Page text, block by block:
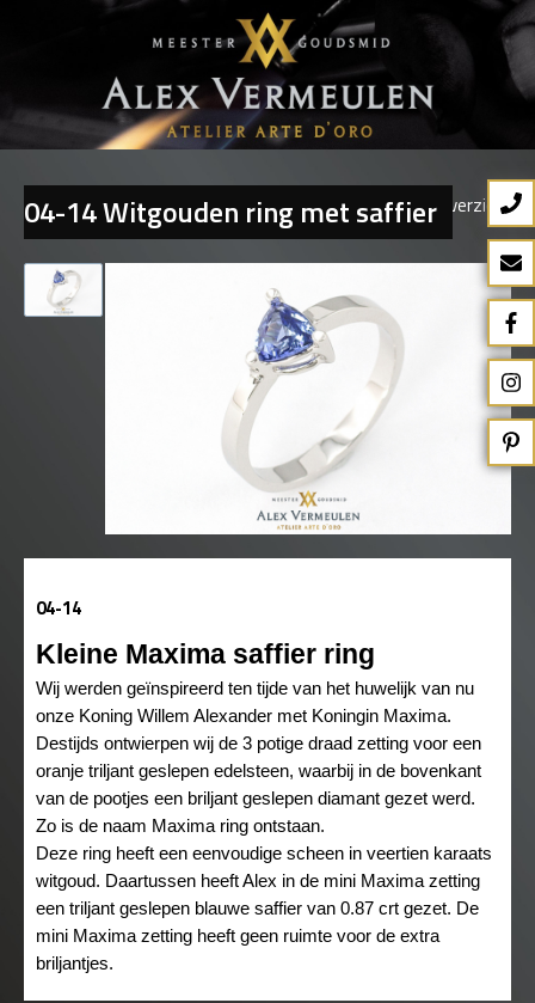
Terug naar overzicht
04-14 Witgouden ring met saffier
04-14
Kleine Maxima saffier ring
Wij werden geïnspireerd ten tijde van het huwelijk van nu
onze Koning Willem Alexander met Koningin Maxima.
Destijds ontwierpen wij de 3 potige draad zetting voor een
oranje triljant geslepen edelsteen, waarbij in de bovenkant
van de pootjes een briljant geslepen diamant gezet werd.
Zo is de naam Maxima ring ontstaan.
Deze ring heeft een eenvoudige scheen in veertien karaats
witgoud. Daartussen heeft Alex in de mini Maxima zetting
een triljant geslepen blauwe saffier van 0.87 crt gezet. De
mini Maxima zetting heeft geen ruimte voor de extra
briljantjes.